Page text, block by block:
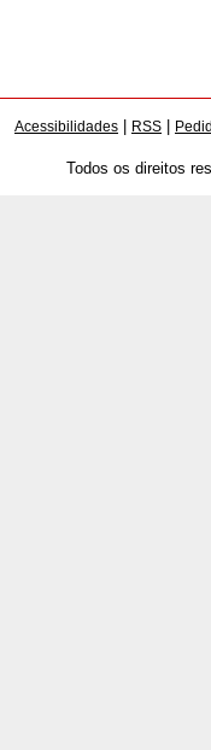
Acessibilidades RSS
Todos os direitos